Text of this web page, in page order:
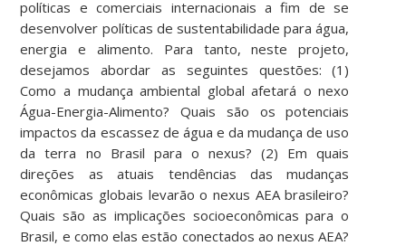
políticas e comerciais internacionais a fim de se
desenvolver políticas de sustentabilidade para água,
energia e alimento. Para tanto, neste projeto,
desejamos abordar as seguintes questões: (1)
Como a mudança ambiental global afetará o nexo
Água-Energia-Alimento? Quais são os potenciais
impactos da escassez de água e da mudança de uso
da terra no Brasil para o nexus? (2) Em quais
direções as atuais tendências das mudanças
econômicas globais levarão o nexus AEA brasileiro?
Quais são as implicações socioeconômicas para o
Brasil, e como elas estão conectados ao nexus AEA?